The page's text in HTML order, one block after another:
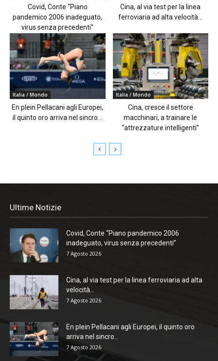
Covid, Conte “Piano
pandemico 2006 inadeguato,
virus senza precedenti”
Cina, al via test per la linea
ferroviaria ad alta velocità...
Italia / Mondo
En plein Pellacani agli Europei,
il quinto oro arriva nel sincro...
Italia / Mondo
Cina, cresce il settore
macchinari, a trainare le
“attrezzature intelligenti”
Ultime Notizie
Covid, Conte “Piano pandemico 2006
inadeguato, virus senza precedenti”
7 Agosto 2026
Cina, al via test per la linea ferroviaria ad alta
velocità...
7 Agosto 2026
En plein Pellacani agli Europei, il quinto oro
arriva nel sincro...
7 Agosto 2026